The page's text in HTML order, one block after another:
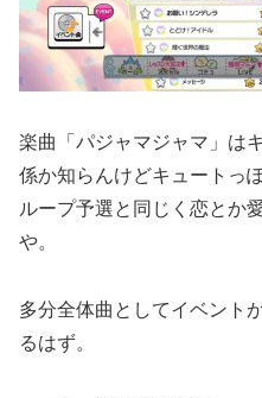
楽曲「パジャマジャマ」は
係か知らんけどキュートっ
ループ予選と同じく恋とか
や。
多分全体曲としてイベント
るはず。